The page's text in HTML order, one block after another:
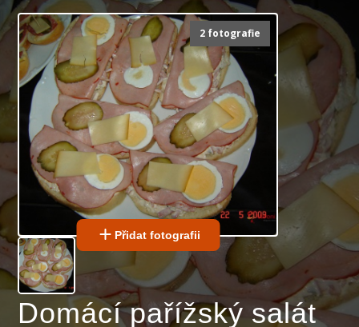
2 fotografie
Přidat fotografii
Domácí pařížský salát